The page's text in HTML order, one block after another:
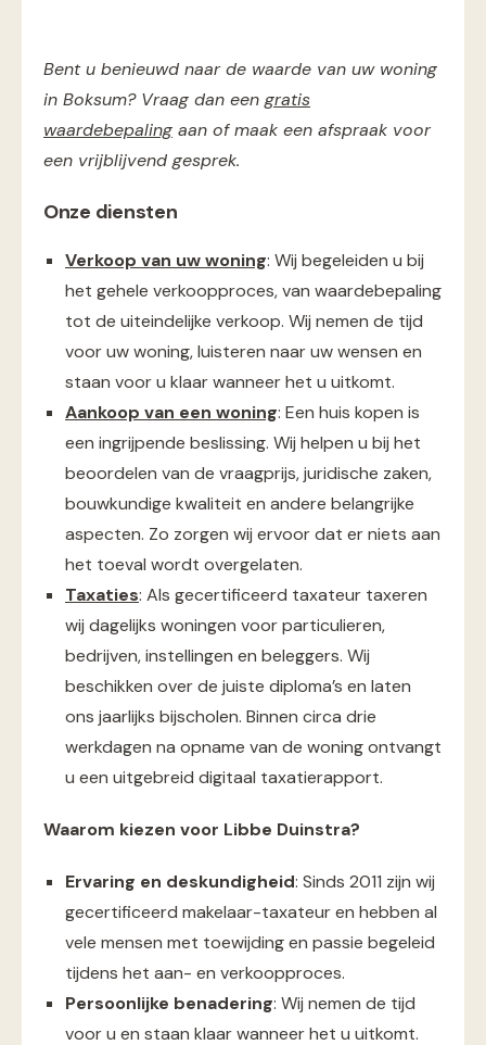
Bent u benieuwd naar de waarde van uw woning
in Boksum? Vraag dan een gratis
waardebepaling aan of maak een afspraak voor
een vrijblijvend gesprek.
Onze diensten
Verkoop van uw woning: Wij begeleiden u bij
het gehele verkoopproces, van waardebepaling
tot de uiteindelijke verkoop. Wij nemen de tijd
voor uw woning, luisteren naar uw wensen en
staan voor u klaar wanneer het u uitkomt.
Aankoop van een woning: Een huis kopen is
een ingrijpende beslissing. Wij helpen u bij het
beoordelen van de vraagprijs, juridische zaken,
bouwkundige kwaliteit en andere belangrijke
aspecten. Zo zorgen wij ervoor dat er niets aan
het toeval wordt overgelaten.
Taxaties: Als gecertificeerd taxateur taxeren
wij dagelijks woningen voor particulieren,
bedrijven, instellingen en beleggers. Wij
beschikken over de juiste diploma’s en laten
ons jaarlijks bijscholen. Binnen circa drie
werkdagen na opname van de woning ontvangt
u een uitgebreid digitaal taxatierapport.
Waarom kiezen voor Libbe Duinstra?
Ervaring en deskundigheid: Sinds 2011 zijn wij
gecertificeerd makelaar-taxateur en hebben al
vele mensen met toewijding en passie begeleid
tijdens het aan- en verkoopproces.
Persoonlijke benadering: Wij nemen de tijd
voor u en staan klaar wanneer het u uitkomt.